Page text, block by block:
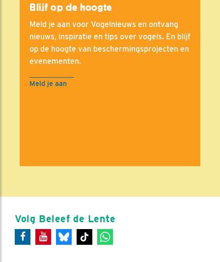
Blijf op de hoogte
Meld je aan voor Vogelnieuws en ontvang
nieuws, inspiratie en tips over vogels. En blijf
op de hoogte van beschermingsprojecten en
evenementen.
Meld je aan
Volg Beleef de Lente